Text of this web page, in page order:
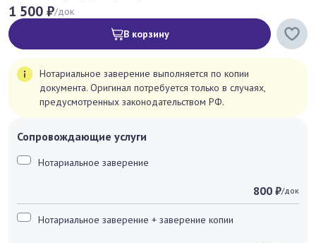
Сопровождающие услуги
Нотариальное заверение
800 ₽/док
Нотариальное заверение + заверение копии
1 500 ₽/док
В корзину
Нотариальное заверение выполняется по копии
документа. Оригинал потребуется только в случаях,
предусмотренных законодательством РФ.